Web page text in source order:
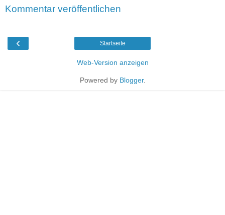
Kommentar veröffentlichen
‹ Startseite
Web-Version anzeigen
Powered by Blogger.